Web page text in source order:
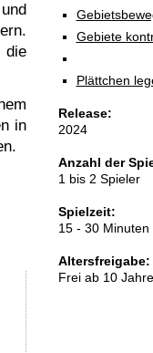
Gebiete
Plättchen
Release:
2024
Anzahl der
1 bis 2 Spieler
Spielzeit:
15 - 30 Minuten
Altersfreigabe:
Frei ab 10 Jahre
die
in